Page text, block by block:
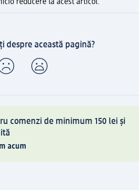
reducere la acest articol.
despre această pagină?
comenzi de minimum 150 lei și
acum